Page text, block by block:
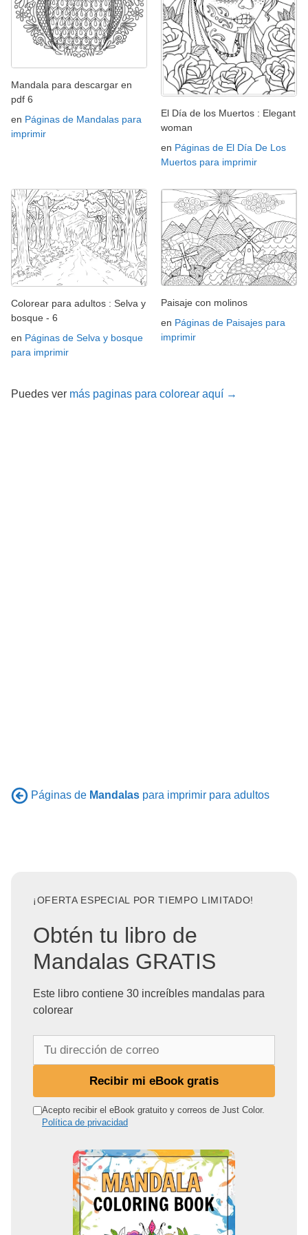
Mandala para descargar en
pdf 6
en Páginas de Mandalas para
imprimir
El Día de los Muertos : Elegant
woman
en Páginas de El Día De Los
Muertos para imprimir
Colorear para adultos : Selva y
bosque - 6
en Páginas de Selva y bosque
para imprimir
Paisaje con molinos
en Páginas de Paisajes para
imprimir
Puedes ver más paginas para colorear aquí →
Páginas de Mandalas para imprimir para adultos
¡OFERTA ESPECIAL POR TIEMPO LIMITADO!
Obtén tu libro de
Mandalas GRATIS
Este libro contiene 30 increíbles mandalas para
colorear
r
Recibir mi eBook gratis
Acepto recibir el eBook gratuito y correos de Just Color.
Política de privacidad